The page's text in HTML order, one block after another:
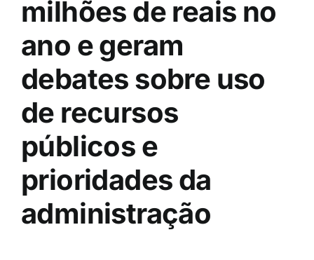
milhões de reais no
ano e geram
debates sobre uso
de recursos
públicos e
prioridades da
administração